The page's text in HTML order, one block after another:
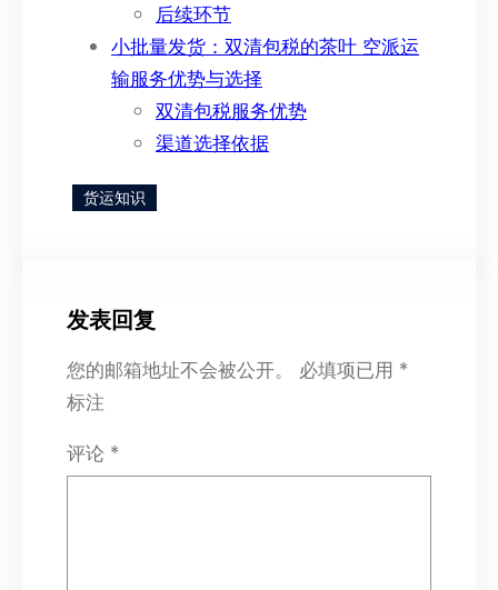
后续环节
小批量发货：双清包税的茶叶 空派运
输服务优势与选择
双清包税服务优势
渠道选择依据
货运知识
发表回复
您的邮箱地址不会被公开。 必填项已用 *
标注
评论 *